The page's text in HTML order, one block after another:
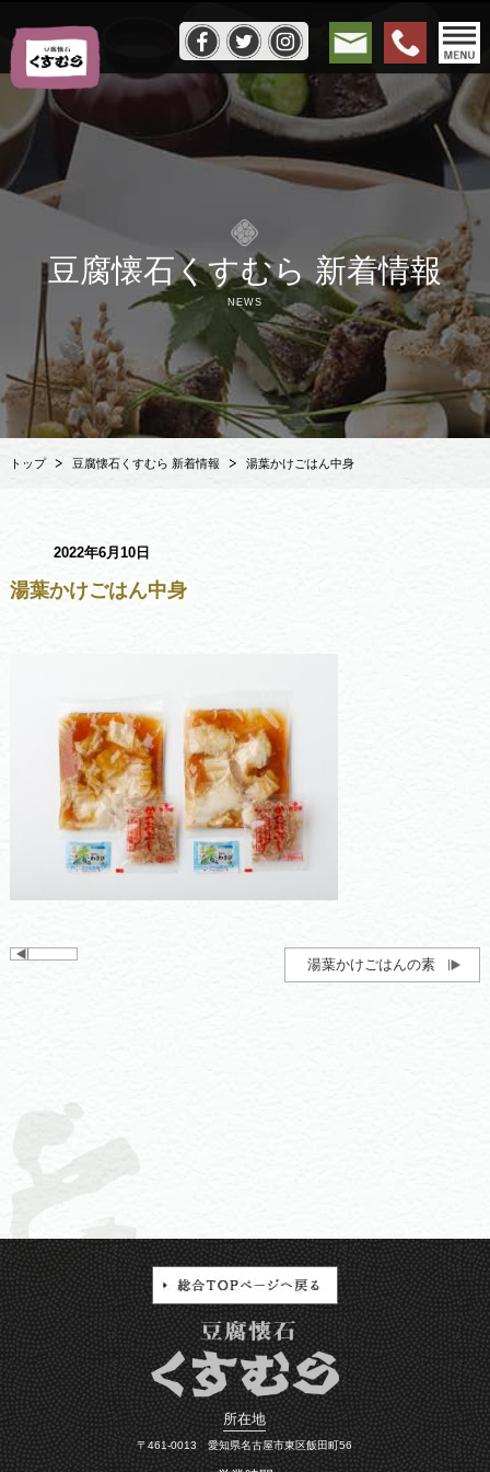
豆腐懐石くすむら 新着情報
NEWS
トップ 豆腐懐石くすむら 新着情報 湯葉かけごはん中身
2022年6月10日
湯葉かけごはん中身
湯葉かけごはんの素
所在地
〒461-0013 愛知県名古屋市東区飯田町56